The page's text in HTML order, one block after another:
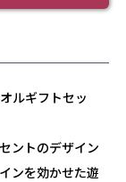
ルギフトセッ
ントのデザイン
ンを効かせた遊